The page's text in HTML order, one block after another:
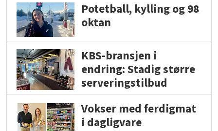
Potetball, kylling og 98
oktan
KBS-bransjen i
endring: Stadig større
serveringstilbud
Vokser med ferdigmat
i dagligvare